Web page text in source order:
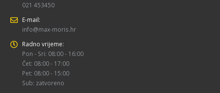
021 453450
E-mail:
info@max-moris.hr
Radno vrijeme:
Pon - Sri: 08:00 - 16:00
Čet: 08:00 - 17:00
Pet: 08:00 - 15:00
Sub: zatvoreno